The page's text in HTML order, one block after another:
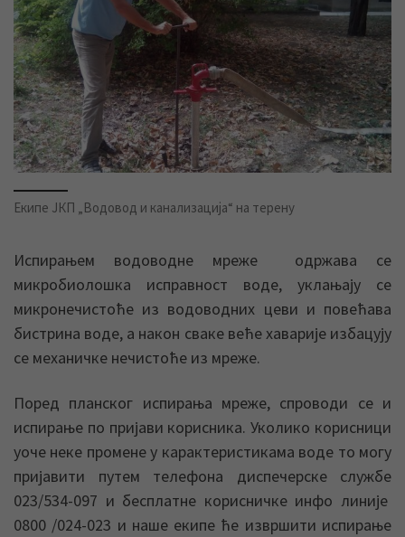
Eкипе ЈКП „Водовод и канализација“ на терену
Испирањем водоводне мреже одржава се
микробиолошка исправност воде, уклањају се
микронечистоће из водоводних цеви и повећава
бистрина воде, а након сваке веће хаварије избацују
се механичке нечистоће из мреже.
Поред планског испирања мреже, спроводи се и
испирање по пријави корисника. Уколико корисници
уоче неке промене у карактеристикама воде то могу
пријавити путем телефона диспечерске службе
023/534-097 и бесплатне корисничке инфо линије
0800 /024-023 и наше екипе ће извршити испирање